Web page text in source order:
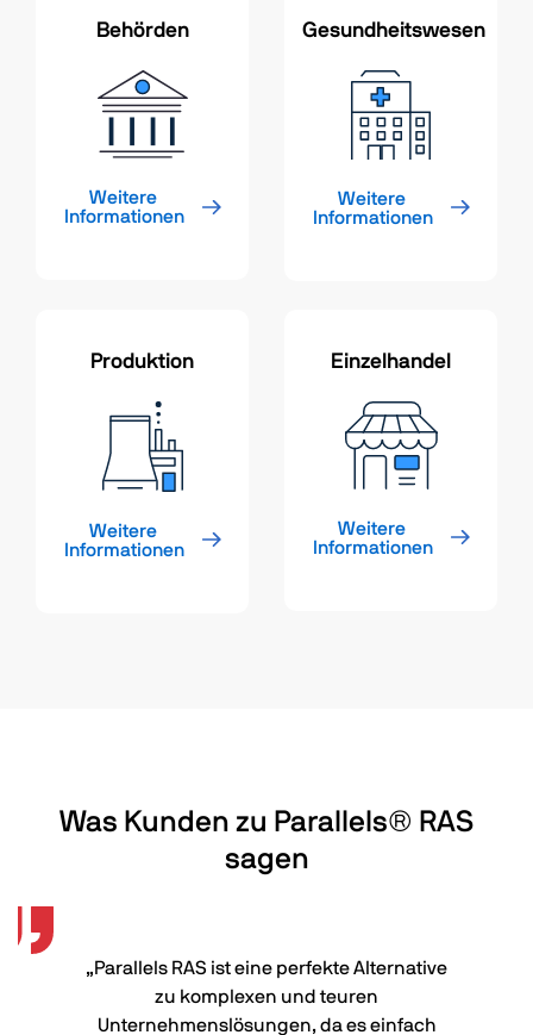
Behörden
Weitere
Informationen
Gesundheitswesen
Weitere
Informationen
Produktion
Weitere
Informationen
Einzelhandel
Weitere
Informationen
Was Kunden zu Parallels® RAS
sagen
„Parallels RAS ist eine perfekte Alternative
zu komplexen und teuren
Unternehmenslösungen, da es einfach